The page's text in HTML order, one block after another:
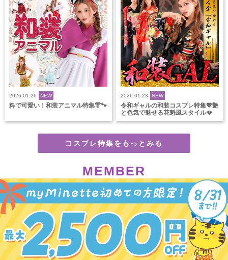
2026.01.26 NEW
粋で可愛い！和装アニマル特集👘🐾
2026.01.23 NEW
令和ギャルの和装コスプレ特集💖艶
と色気で魅せる花魁風スタイル🪭
コスプレ特集をもっとみる
MEMBER